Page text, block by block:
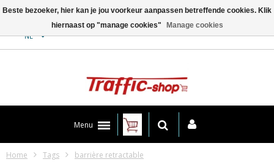
NL
Menu
Home Tags barrière retractable
Beste bezoeker, hier kan je jou voorkeur aanpassen betreffende cookies. Klik
hiernaast op "manage cookies"
Manage cookies